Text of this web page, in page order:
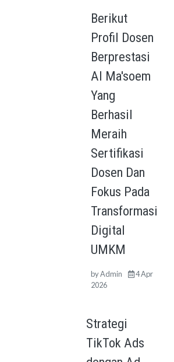
Berikut
Profil Dosen
Berprestasi
Al Ma'soem
Yang
Berhasil
Meraih
Sertifikasi
Dosen Dan
Fokus Pada
Transformasi
Digital
UMKM
byAdmin
4 Apr
2026
Strategi
TikTok Ads